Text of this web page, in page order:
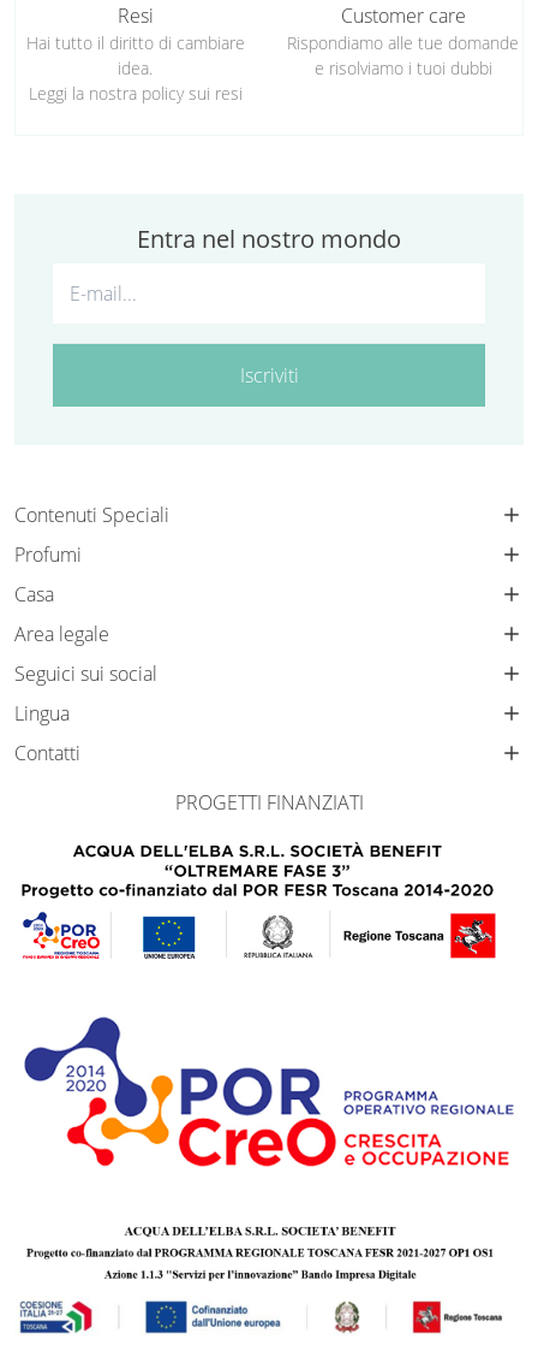
Resi
Hai tutto il diritto di cambiare
idea.
Leggi la nostra policy sui resi
Customer care
Rispondiamo alle tue domande
e risolviamo i tuoi dubbi
Entra nel nostro mondo
Iscriviti
Contenuti Speciali
Profumi
Casa
Area legale
Seguici sui social
Lingua
Contatti
PROGETTI FINANZIATI